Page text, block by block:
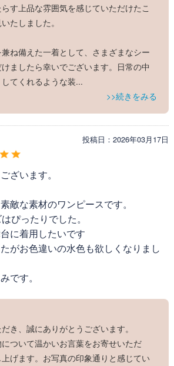
シアー素材が夏の暑さを和らげ、ど
ダー刺繍が大人の上品さを演出しま
す上品な雰囲気を感じていただけたこ
たしました。
ね備えた一着として、さまざまなシー
ましたら幸いでございます。日常の中
てくれるような装...
>>続きをみる
投稿日： 2026年03月17日
ざいます。
敵な素材のワンピースです。
ぴったりでした。
に着用したいです
がお色違いの水色も欲しくなりまし
です。
き、誠にありがとうございます。
ついて温かいお言葉をお寄せいただ
げます。お写真の印象通りと感じてい